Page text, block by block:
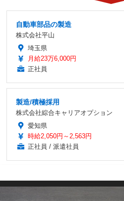
自動車部品の製造
株式会社平山
埼玉県
月給23万6,000円
正社員
製造/積極採用
株式会社綜合キャリアオプション
愛知県
時給2,050円～2,563円
正社員 / 派遣社員